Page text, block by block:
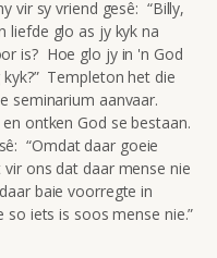
vir sy vriend gesê: “Billy,
liefde glo as jy kyk na
is? Hoe glo jy in 'n God
Templeton het die
seminarium aanvaar.
ontken God se bestaan.
“Omdat daar goeie
ons dat daar mense nie
baie voorregte in
iets is soos mense nie.”